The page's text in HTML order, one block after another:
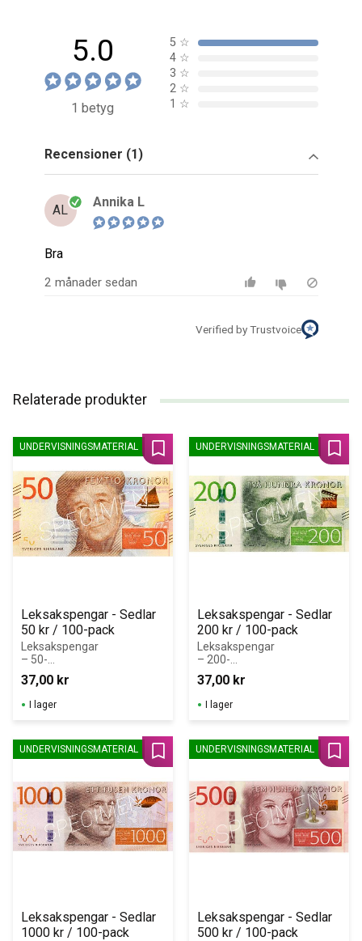
5.0
1 betyg
5 ☆
4 ☆
3 ☆
2 ☆
1 ☆
Recensioner (1)
AL
Annika L
Bra
2 månader sedan
Verified by Trustvoice
Relaterade produkter
Leksakspengar - Sedlar
50 kr / 100-pack
Leksakspengar
– 50-
kronorssedlar i
block (100 st)
37,00 kr
UNDERVISNINGSMATERIAL
Lägg till i favoriter
I lager
Leksakspengar - Sedlar
200 kr / 100-pack
Leksakspengar
– 200-
kronorssedlar i
block (100 st)
37,00 kr
UNDERVISNINGSMATERIAL
I lager
Leksakspengar - Sedlar
1000 kr / 100-pack
UNDERVISNINGSMATERIAL
Lägg till i favoriter
Leksakspengar - Sedlar
500 kr / 100-pack
UNDERVISNINGSMATERIAL